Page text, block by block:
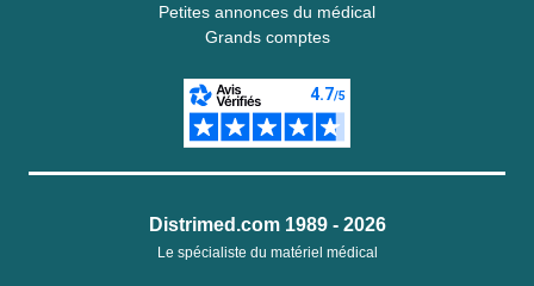
Petites annonces du médical
Grands comptes
Distrimed.com 1989 - 2026
Le spécialiste du matériel médical